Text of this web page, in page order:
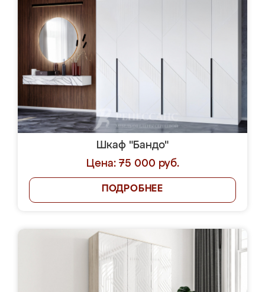
Шкаф "Бандо"
Цена: 75 000 руб.
ПОДРОБНЕЕ